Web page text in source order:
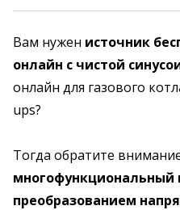
Вам нужен источник
онлайн с чистой
онлайн для газового
ups?
Тогда обратите
многофункциональный
преобразованием